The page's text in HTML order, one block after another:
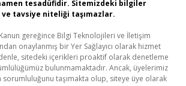
tesadüfidir. Sitemizdeki bilgiler
tavsiye niteliği taşımazlar.
Kanun gereğince Bilgi Teknolojileri ve İletişim
onaylanmış bir Yer Sağlayıcı olarak hizmet
sitedeki içerikleri proaktif olarak denetleme
bulunmamaktadır. Ancak, üyelerimiz
sorumluluğunu taşımakta olup, siteye üye olarak